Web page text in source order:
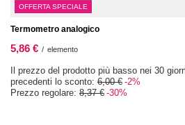
OFFERTA SPECIALE
Termometro analogico
5,86 € / elemento
Il prezzo del prodotto più basso nei 30
precedenti lo sconto: 6,00 € -2%
Prezzo regolare: 8,37 € -30%